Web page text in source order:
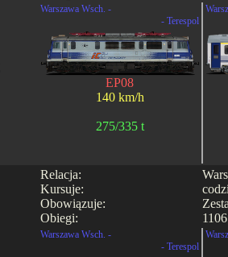
Warszawa Wsch. -
- Terespol
EP08
140 km/h
275/335 t
Relacja:
Kursuje:
Obowiązuje:
Obiegi:
Warszawa Wsch. -
- Terespol